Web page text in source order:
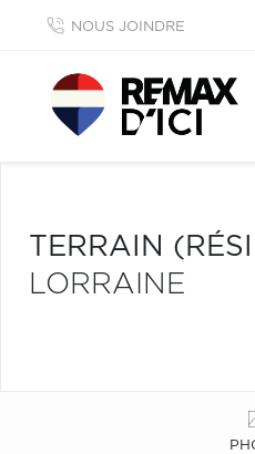
NOUS JOINDRE
TERRAIN
LORRAINE